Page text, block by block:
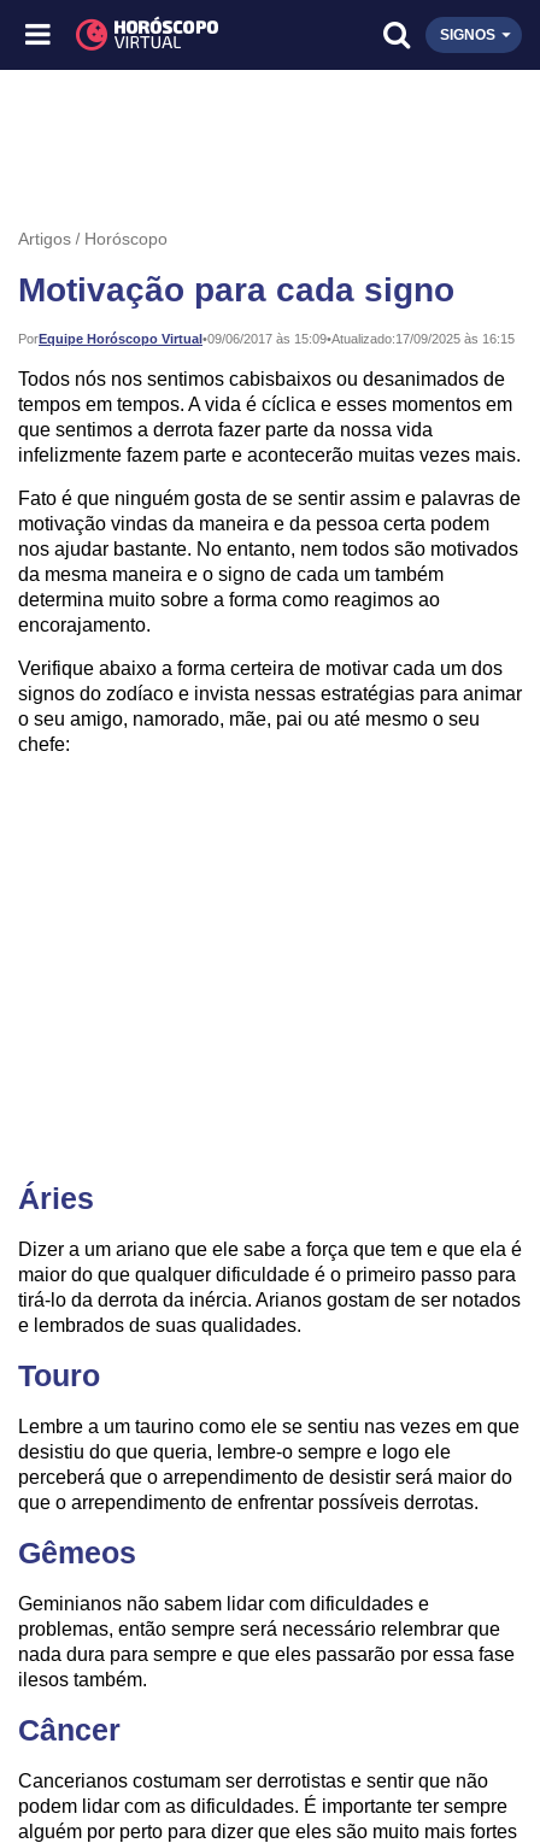
SIGNOS
Artigos Horóscopo
Motivação para cada signo
PorEquipe Horóscopo Virtual•
Publicado: 09/06/2017 às 15:09•Atualizado:17/09/2025 às 16:15
Todos nós nos sentimos cabisbaixos ou desanimados de
tempos em tempos. A vida é cíclica e esses momentos em
que sentimos a derrota fazer parte da nossa vida
infelizmente fazem parte e acontecerão muitas vezes mais.
Fato é que ninguém gosta de se sentir assim e palavras de
motivação vindas da maneira e da pessoa certa podem
nos ajudar bastante. No entanto, nem todos são motivados
da mesma maneira e o signo de cada um também
determina muito sobre a forma como reagimos ao
encorajamento.
Verifique abaixo a forma certeira de motivar cada um dos
signos do zodíaco e invista nessas estratégias para animar
o seu amigo, namorado, mãe, pai ou até mesmo o seu
chefe:
Áries
Dizer a um ariano que ele sabe a força que tem e que ela é
maior do que qualquer dificuldade é o primeiro passo para
tirá-lo da derrota da inércia. Arianos gostam de ser notados
e lembrados de suas qualidades.
Touro
Lembre a um taurino como ele se sentiu nas vezes em que
desistiu do que queria, lembre-o sempre e logo ele
perceberá que o arrependimento de desistir será maior do
que o arrependimento de enfrentar possíveis derrotas.
Gêmeos
Geminianos não sabem lidar com dificuldades e
problemas, então sempre será necessário relembrar que
nada dura para sempre e que eles passarão por essa fase
ilesos também.
Câncer
Cancerianos costumam ser derrotistas e sentir que não
podem lidar com as dificuldades. É importante ter sempre
alguém por perto para dizer que eles são muito mais fortes